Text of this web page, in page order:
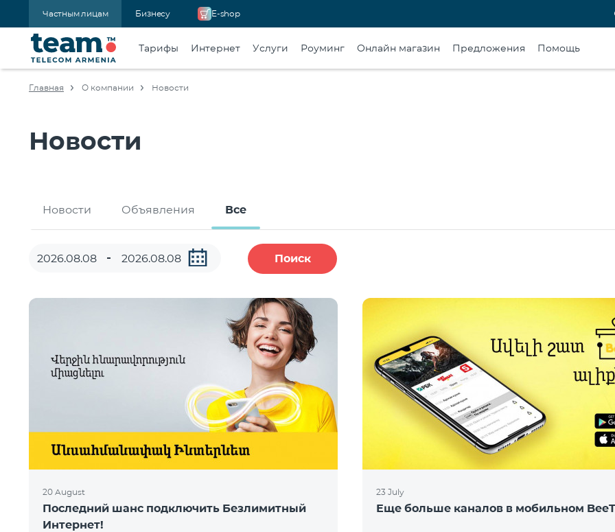
Частным лицам Бизнесу E-shop
Тарифы Интернет Услуги Роуминг Онлайн магазин Предложения Помощь
Главная О компании Новости
Новости
Новости Объявления Все
Поиск
20 August
Последний шанс подключить Безлимитный
Интернет!
23 July
Еще больше каналов в мобильном